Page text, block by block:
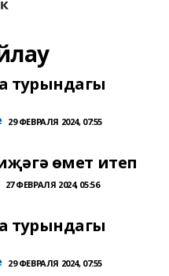
турындагы
29 ФЕВРАЛЯ 2024, 07:55
өмет итеп
27 ФЕВРАЛЯ 2024, 05:56
турындагы
29 ФЕВРАЛЯ 2024, 07:55